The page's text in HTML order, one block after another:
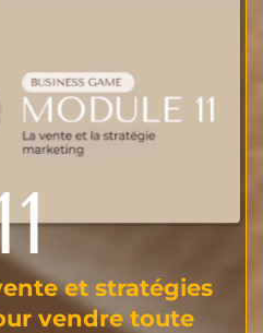
et stratégies
vendre toute